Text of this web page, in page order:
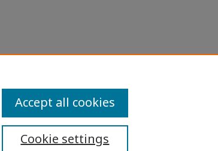
Cookie settings
Accept all cookies